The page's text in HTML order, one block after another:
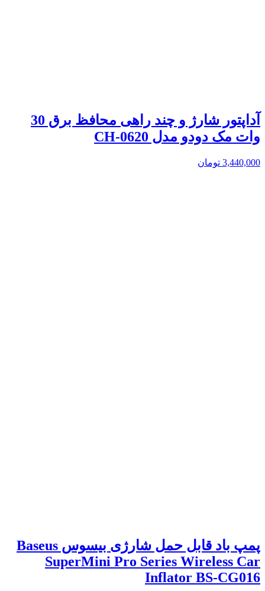
آداپتور شارژ و چند راهی محافظ برق 30
وات مک دودو مدل CH-0620
3,440,000 تومان
پمپ باد قابل حمل شارژی بیسوس Baseus
SuperMini Pro Series Wireless Car
Inflator BS-CG016